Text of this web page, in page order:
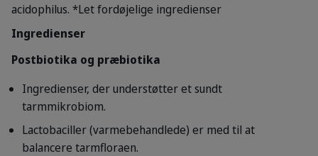
acidophilus. *Let fordøjelige ingredienser
Ingredienser
Postbiotika og præbiotika
Ingredienser, der understøtter et sundt
tarmmikrobiom.
Lactobaciller (varmebehandlede) er med til at
balancere tarmfloraen.